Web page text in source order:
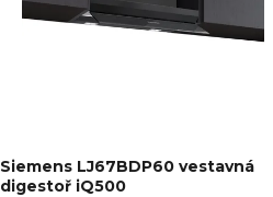
Siemens LJ67BDP60 vestavná
digestoř iQ500